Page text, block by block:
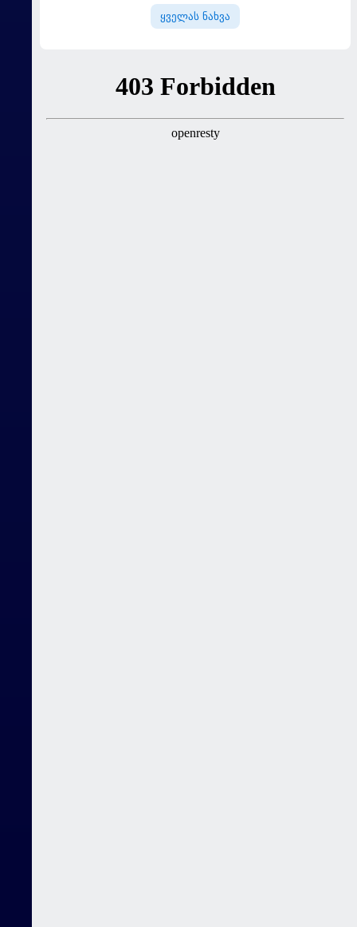
ყველას ნახვა